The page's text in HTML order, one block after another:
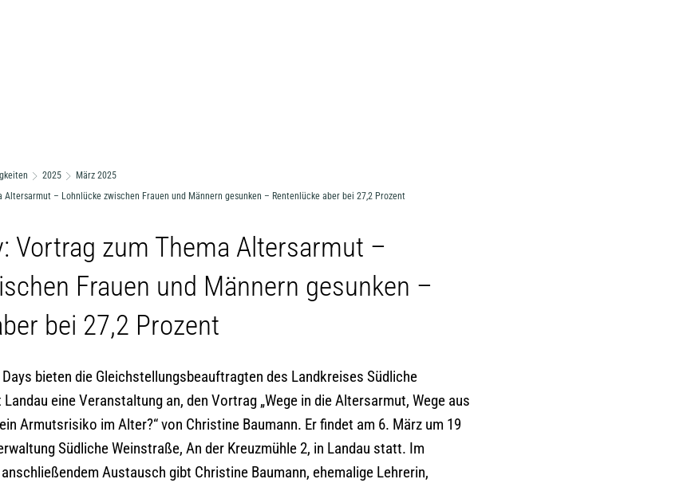
2025
März 2025
Altersarmut – Lohnlücke zwischen Frauen und Männern gesunken – Rentenlücke aber bei 27,2 Prozent
Vortrag zum Thema Altersarmut –
Frauen und Männern gesunken –
bei 27,2 Prozent
bieten die Gleichstellungsbeauftragten des Landkreises Südliche
eine Veranstaltung an, den Vortrag „Wege in die Altersarmut, Wege aus
Armutsrisiko im Alter?“ von Christine Baumann. Er findet am 6. März um 19
Südliche Weinstraße, An der Kreuzmühle 2, in Landau statt. Im
Austausch gibt Christine Baumann, ehemalige Lehrerin,